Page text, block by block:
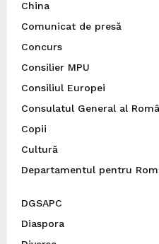
China
Comunicat de presă
Concurs
Consilier MPU
Consiliul Europei
Consulatul General al
Copii
Cultură
Departamentul pentru
DGSAPC
Diaspora